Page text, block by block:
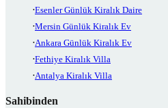
Esenler Günlük Kiralık Daire
Mersin Günlük Kiralık Ev
Ankara Günlük Kiralık Ev
Fethiye Kiralık Villa
Antalya Kiralık Villa
Sahibinden